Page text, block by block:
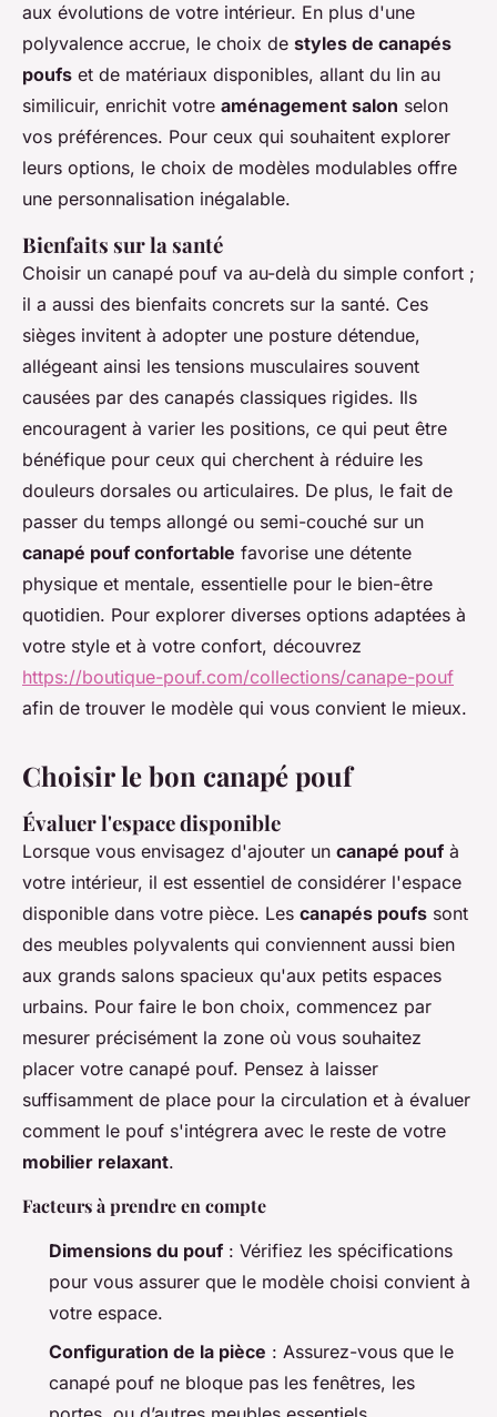
aux évolutions de votre intérieur. En plus d'une
polyvalence accrue, le choix de styles de canapés
poufs et de matériaux disponibles, allant du lin au
similicuir, enrichit votre aménagement salon selon
vos préférences. Pour ceux qui souhaitent explorer
leurs options, le choix de modèles modulables offre
une personnalisation inégalable.
Bienfaits sur la santé
Choisir un canapé pouf va au-delà du simple confort ;
il a aussi des bienfaits concrets sur la santé. Ces
sièges invitent à adopter une posture détendue,
allégeant ainsi les tensions musculaires souvent
causées par des canapés classiques rigides. Ils
encouragent à varier les positions, ce qui peut être
bénéfique pour ceux qui cherchent à réduire les
douleurs dorsales ou articulaires. De plus, le fait de
passer du temps allongé ou semi-couché sur un
canapé pouf confortable favorise une détente
physique et mentale, essentielle pour le bien-être
quotidien. Pour explorer diverses options adaptées à
votre style et à votre confort, découvrez
https://boutique-pouf.com/collections/canape-pouf
afin de trouver le modèle qui vous convient le mieux.
Choisir le bon canapé pouf
Évaluer l'espace disponible
Lorsque vous envisagez d'ajouter un canapé pouf à
votre intérieur, il est essentiel de considérer l'espace
disponible dans votre pièce. Les canapés poufs sont
des meubles polyvalents qui conviennent aussi bien
aux grands salons spacieux qu'aux petits espaces
urbains. Pour faire le bon choix, commencez par
mesurer précisément la zone où vous souhaitez
placer votre canapé pouf. Pensez à laisser
suffisamment de place pour la circulation et à évaluer
comment le pouf s'intégrera avec le reste de votre
mobilier relaxant.
Facteurs à prendre en compte
Dimensions du pouf : Vérifiez les spécifications
pour vous assurer que le modèle choisi convient à
votre espace.
Configuration de la pièce : Assurez-vous que le
canapé pouf ne bloque pas les fenêtres, les